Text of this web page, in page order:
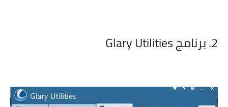
2. برنامج Glary Utilities